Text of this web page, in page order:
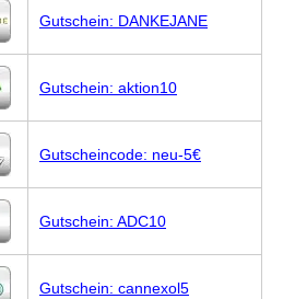
Gutschein: DANKEJANE
Gutschein: aktion10
Gutscheincode: neu-5€
Gutschein: ADC10
Gutschein: cannexol5